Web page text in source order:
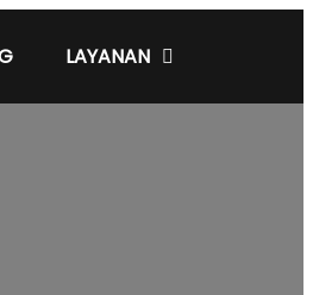
LAYANAN